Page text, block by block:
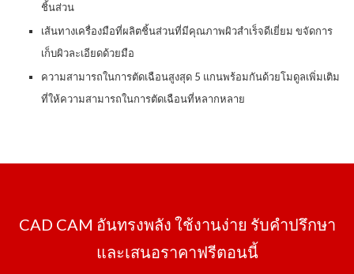
ชิ้นส่วน
เส้นทางเครื่องมือที่ผลิตชิ้นส่วนที่มีคุณภาพผิวสำเร็จดีเยี่ยม ขจัดการ
เก็บผิวละเอียดด้วยมือ
ความสามารถในการตัดเฉือนสูงสุด 5 แกนพร้อมกันด้วยโมดูลเพิ่มเติม
ที่ให้ความสามารถในการตัดเฉือนที่หลากหลาย
CAD CAM อันทรงพลัง ใช้งานง่าย รับคำปรึกษา
และเสนอราคาฟรีตอนนี้